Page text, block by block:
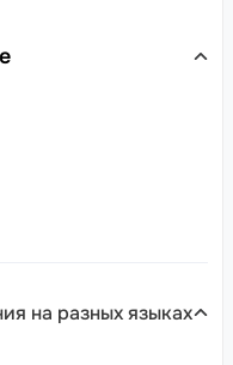
на разных языках